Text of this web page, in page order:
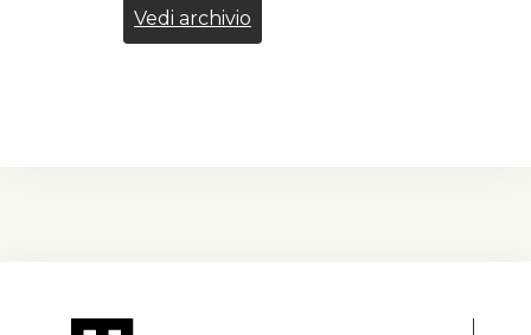
Vedi archivio